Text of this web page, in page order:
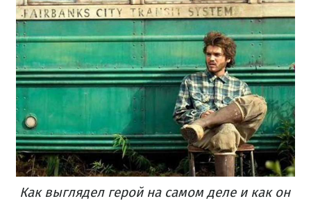
Как выглядел герой на самом деле и как он